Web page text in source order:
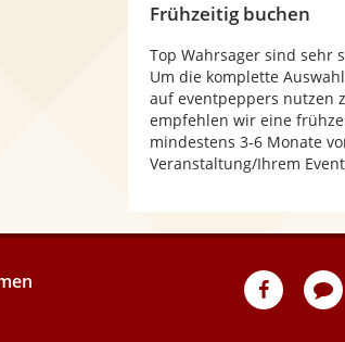
Frühzeitig buchen
Top Wahrsager sind sehr
Um die komplette
auf eventpeppers nutzen
empfehlen wir eine
mindestens 3-6 Monate
Veranstaltung/Ihrem